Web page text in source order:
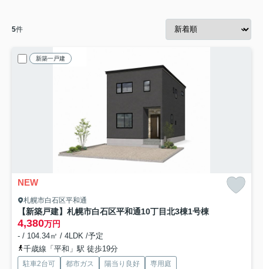
5件
新築一戸建
NEW
札幌市白石区平和通
【新築戸建】札幌市白石区平和通10丁目北3棟1号棟
4,380万円
- / 104.34㎡ / 4LDK /予定
千歳線「平和」駅 徒歩19分
駐車2台可 都市ガス 陽当り良好
専用庭